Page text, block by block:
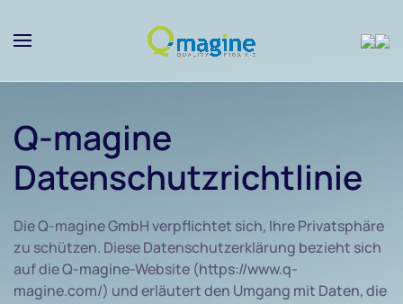
Skip to main content
Q-magine
Datenschutzrichtlinie
Die Q-magine GmbH verpflichtet sich, Ihre Privatsphäre
zu schützen. Diese Datenschutzerklärung bezieht sich
auf die Q-magine-Website (https://www.q-
magine.com/) und erläutert den Umgang mit Daten, die